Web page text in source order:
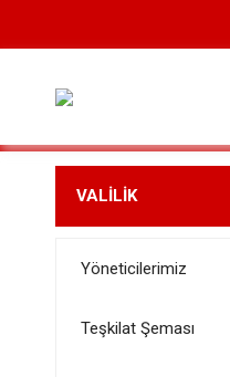
VALİLİK
Yöneticilerimiz
Teşkilat Şeması